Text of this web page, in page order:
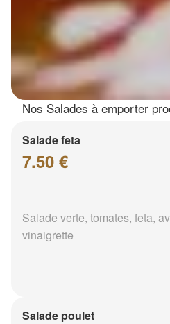
Nos Salades à emporter
Salade feta
7.50 €
Salade verte, tomates, feta,
vinaigrette
Salade poulet